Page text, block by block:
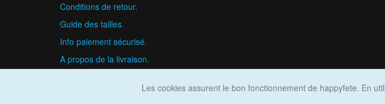
Conditions de retour.
Guide des tailles.
Info paiement sécurisé.
A propos de la livraison.
Les cookies assurent le bon fonctionnement de happyfete. En